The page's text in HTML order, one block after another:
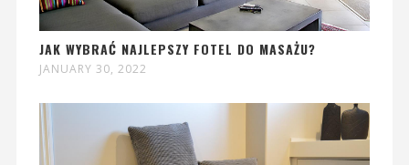
JAK WYBRAĆ NAJLEPSZY FOTEL DO MASAŻU?
JANUARY 30, 2022